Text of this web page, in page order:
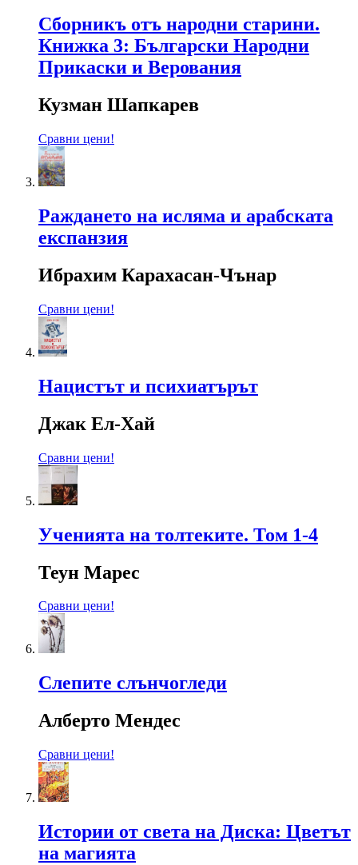
Сборникъ отъ народни старини.
Книжка 3: Български Народни
Прикаски и Верования
Кузман Шапкарев
Сравни цени!
Раждането на исляма и арабската
експанзия
Ибрахим Карахасан-Чънар
Сравни цени!
Нацистът и психиатърът
Джак Ел-Хай
Сравни цени!
Ученията на толтеките. Том 1-4
Теун Марес
Сравни цени!
Слепите слънчогледи
Алберто Мендес
Сравни цени!
Истории от света на Диска: Цветът
на магията